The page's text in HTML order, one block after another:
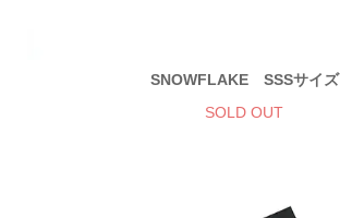
SNOWFLAKE SSSサイズ
SOLD OUT